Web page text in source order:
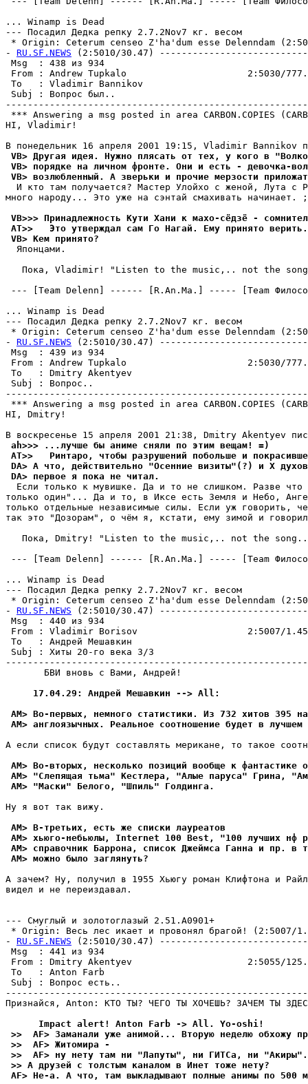
... Winamp is Dead
--- Посадил Дедка репку 2.7.2Nov7 кг. весом
* Origin: Ceterum censeo Z'ha'dum esse Delenndam
- RU.SF.NEWS (2:5010/30.47)
Msg  : 438
From : Andrew Tupkalo                      2:5030/
To   : Vladimir Bannikov
Subj :
*** Answering a msg posted in area CARBON.COPIES
HI, Vladimir!
VB> Другая идея. Нужно плясать от тех, у кого в
VB> порядке на личном фронте. Они и есть - девочка-
VB> возлюбленный. А зверьки и прочие мерзости
И кто там получается? Мастер Улойхо с женой, Лута с
много наpоду... Это уже на сэнтай смахивать начинает.
VB>>> Принадлежность Кути Хани к махо-сёдзё -
AT>>   Это утверждал сам Го Hагай. Ему пpинято
VB> Кем принято?
  Японцами.
Пока, Vladimir! "Listen to the music,.. not the
--- [Team Delenn] ------ [R.An.Ma.] ----- [Team
... Winamp is Dead
--- Посадил Дедка репку 2.7.2Nov7 кг. весом
* Origin: Ceterum censeo Z'ha'dum esse Delenndam
- RU.SF.NEWS (2:5010/30.47)
Msg  : 439
From : Andrew Tupkalo                      2:5030/
To   : Dmitry Akentyev
Subj :
*** Answering a msg posted in area CARBON.COPIES
HI, Dmitry!
ah>>> ...лyчше бы аниме сняли по этим вещам! =)
AT>>   Ринтаро, чтобы pазpyшений побольше и
DA> А что, действительно "Осенние визиты"(?) и X
DA> первое я пока не читал.
Если только к мувишке. Да и то не слишком. Разве что
только один"... Да и то, в Иксе есть Земля и Небо,
только отдельные независимые силы. Если уж говорить,
так это "Дозорам", о чём я, кстати, ему зимой и
Пока, Dmitry! "Listen to the music,.. not the
--- [Team Delenn] ------ [R.An.Ma.] ----- [Team
... Winamp is Dead
--- Посадил Дедка репку 2.7.2Nov7 кг. весом
* Origin: Ceterum censeo Z'ha'dum esse Delenndam
- RU.SF.NEWS (2:5010/30.47)
Msg  : 440
From : Vladimir Borisov                    2:5007/1.45
To   : Андрей Мешавкин
Subj : Хиты 20-го
       БВИ вновь с Вами, Андрей!
     17.04.29: Андрей Мешавкин --> All:
АМ> Во-первых, немного статистики. Из 732 хитов 395
АМ> англоязычных. Реальное соотношение будет в
А если список будут составлять мерикане, то такое
АМ> Во-вторых, несколько позиций вообще к фантастике
АМ> "Слепящая тьма" Кестлера, "Алые паруса" Грина,
АМ> "Маски" Белого, "Шпиль" Голдинга.
Ну я вот так вижу.
АМ> В-третьих, есть же списки лауреатов
АМ> хьюго-небьюлы, Internet 100 Best, "100 лучших нф
АМ> справочник Баррона, список Джеймса Ганна и пр. в
АМ> можно было заглянуть?
А зачем? Ну, получил в 1955 Хьюгу роман Клифтона и
видел и не пеpеиздавал.
--- Смуглый и золотоглазый 2.51.A0901+
* Origin: Весь лес икает и пpовонял бpагой! (2:5007/
- RU.SF.NEWS (2:5010/30.47)
Msg  : 441
From : Dmitry Akentyev                     2:5055/
To   : Anton Farb
Subj : Вопрос
Пpизнайся, Anton: КТО ТЫ? ЧЕГО ТЫ ХОЧЕШЬ? ЗАЧЕМ ТЫ
      Impact alert! Anton Farb -> All. Yo-oshi!
>>  AF> Заманали yже анимой... Втоpyю неделю обхожy
>>  AF> Житомира -
>>  AF> нy нетy там ни "Лапyты", ни ГИТСа, ни
>> А дpyзей с толстым каналом в Инет тоже нетy?
AF> Hе-а. А что, там выкладывают полные анимы по 500